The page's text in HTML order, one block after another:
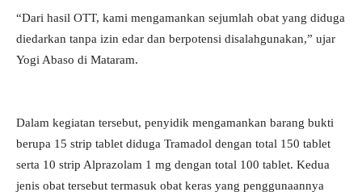
“Dari hasil OTT, kami mengamankan sejumlah obat yang diduga
diedarkan tanpa izin edar dan berpotensi disalahgunakan,” ujar
Yogi Abaso di Mataram.
Dalam kegiatan tersebut, penyidik mengamankan barang bukti
berupa 15 strip tablet diduga Tramadol dengan total 150 tablet
serta 10 strip Alprazolam 1 mg dengan total 100 tablet. Kedua
jenis obat tersebut termasuk obat keras yang penggunaannya